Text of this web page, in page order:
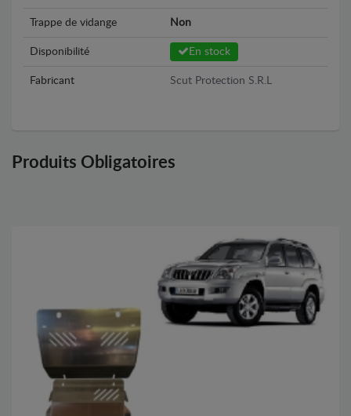
Trappe de vidange Non
Disponibilité En stock
Fabricant Scut Protection S.R.L
Produits Obligatoires